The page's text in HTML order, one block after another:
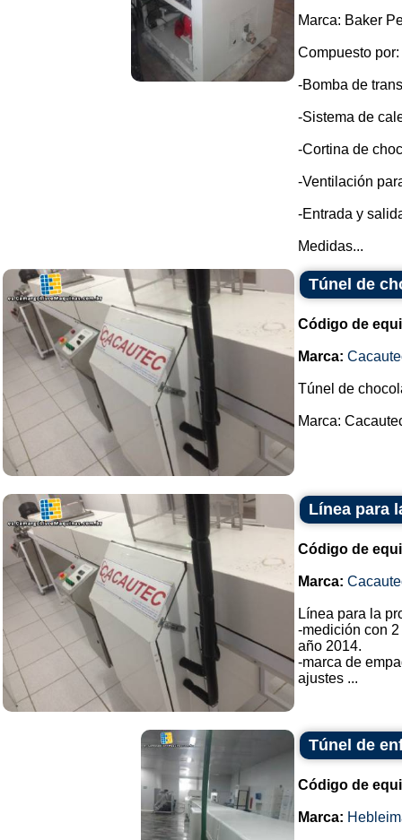
Marca: Baker
Compuesto por:
-Bomba de
-Sistema de
-Cortina de
-Ventilación
-Entrada y
Medidas...
Túnel de
Código de
Marca:
Túnel de
Marca:
Línea para
Código de
Marca:
Línea para la
-medición con
año 2014.
-marca de
ajustes ...
Túnel de
Código de
Marca: